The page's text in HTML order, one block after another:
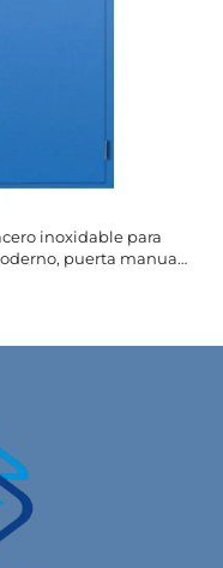
inoxidable para
puerta manual